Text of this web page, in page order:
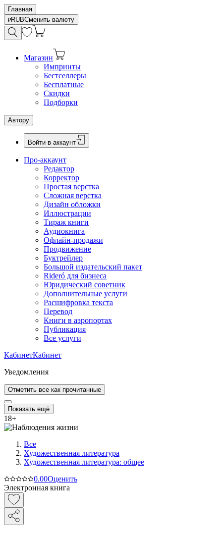
Главная
RUBСменить валюту
Магазин
Импринты
Бестселлеры
Бесплатные
Скидки
Подборки
Автору
Войти в аккаунт
Про-аккаунт
Редактор
Корректор
Простая верстка
Сложная верстка
Дизайн обложки
Иллюстрации
Тираж книги
Аудиокнига
Офлайн-продажи
Продвижение
Буктрейлер
Большой издательский пакет
Rideró для бизнеса
Юридический советник
Дополнительные услуги
Расшифровка текста
Перевод
Книги в аэропортах
Публикация
Все услуги
КабинетКабинет
Уведомления
Отметить все как прочитанные
Показать ещё
18+
Все
Художественная литература
Художественная литература: общее
0.00Оценить
Электронная книга